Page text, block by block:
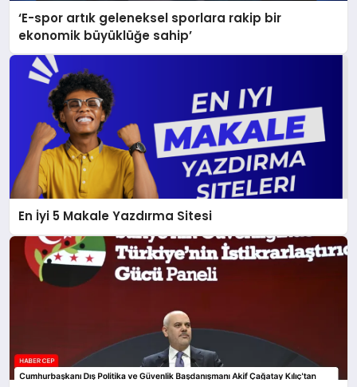
‘E-spor artık geleneksel sporlara rakip bir
ekonomik büyüklüğe sahip’
En İyi 5 Makale Yazdırma Sitesi